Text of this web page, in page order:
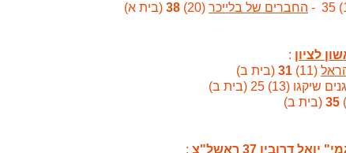
החברים של בלייכר (20)
38 (בית א)
:
(11)
31 (בית ב)
(13) 25 (בית ב)
35 (בית ב)
: